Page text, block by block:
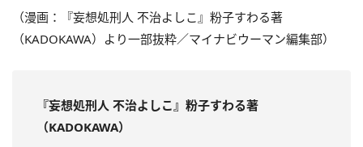
（漫画：『妄想処刑人 不治よしこ』粉子すわる著
（KADOKAWA）より一部抜粋／マイナビウーマン編集部）
『妄想処刑人 不治よしこ』粉子すわる著
（KADOKAWA）